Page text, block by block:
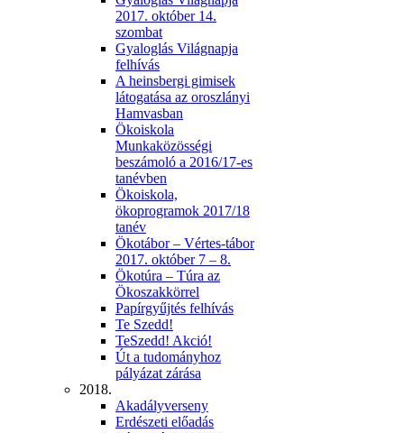
2017. október 14.
szombat
Gyaloglás Világnapja
felhívás
A heinsbergi gimisek
látogatása az oroszlányi
Hamvasban
Ökoiskola
Munkaközösségi
beszámoló a 2016/17-es
tanévben
Ökoiskola,
ökoprogramok 2017/18
tanév
Ökotábor – Vértes-tábor
2017. október 7 – 8.
Ökotúra – Túra az
Ökoszakkörrel
Papírgyűjtés felhívás
Te Szedd!
TeSzedd! Akció!
Út a tudományhoz
pályázat zárása
2018.
Akadályverseny
Erdészeti előadás